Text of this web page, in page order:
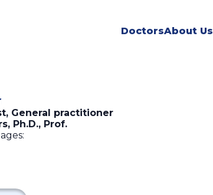
DoctorsAbout Us
General practitioner
, Ph.D., Prof.